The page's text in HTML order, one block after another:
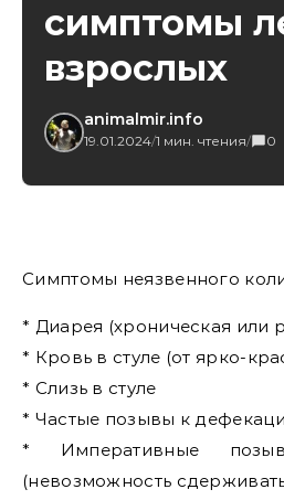
симптомы
взрослых
animalmir.info
19.01.2024/1 мин. чтения/ 0
Симптомы неязвенного
* Диарея (хроническая или
* Кровь в стуле (от ярко-
* Слизь в стуле
* Частые позывы к
* Императивные
(невозможность